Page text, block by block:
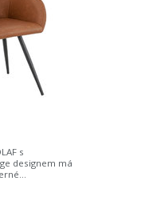
s
designem má